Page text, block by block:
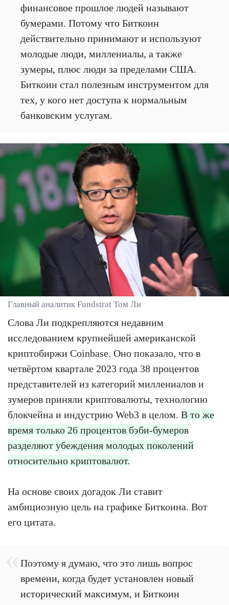
финансовое прошлое людей называют
бумерами. Потому что Биткоин
действительно принимают и используют
молодые люди, миллениалы, а также
зумеры, плюс люди за пределами США.
Биткоин стал полезным инструментом для
тех, у кого нет доступа к нормальным
банковским услугам.
Главный аналитик Fundstrat Том Ли
Слова Ли подкрепляются недавним
исследованием крупнейшей американской
криптобиржи Coinbase. Оно показало, что в
четвёртом квартале 2023 года 38 процентов
представителей из категорий миллениалов и
зумеров приняли криптовалюты, технологию
блокчейна и индустрию Web3 в целом. В то же
время только 26 процентов бэби-бумеров
разделяют убеждения молодых поколений
относительно криптовалют.
На основе своих догадок Ли ставит
амбициозную цель на графике Биткоина. Вот
его цитата.
Поэтому я думаю, что это лишь вопрос
времени, когда будет установлен новый
исторический максимум, и Биткоин